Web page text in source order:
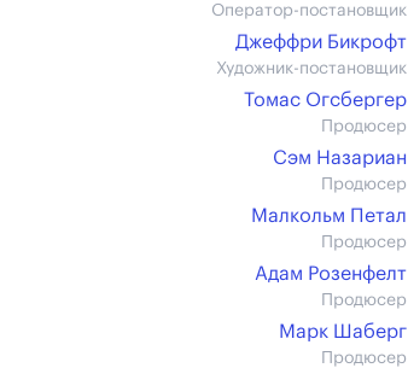
Оператор-постановщик
Джеффри Бикрофт
Художник-постановщик
Томас Огсбергер
Продюсер
Сэм Назариан
Продюсер
Малкольм Петал
Продюсер
Адам Розенфелт
Продюсер
Марк Шаберг
Продюсер